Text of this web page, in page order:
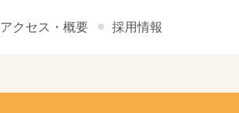
アクセス・概要 採用情報